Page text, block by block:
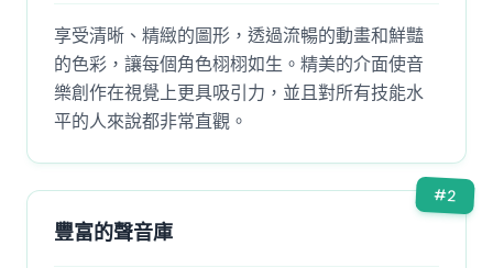
享受清晰、精緻的圖形，透過流暢的動畫和鮮豔
的色彩，讓每個角色栩栩如生。精美的介面使音
樂創作在視覺上更具吸引力，並且對所有技能水
平的人來說都非常直觀。
#2
豐富的聲音庫